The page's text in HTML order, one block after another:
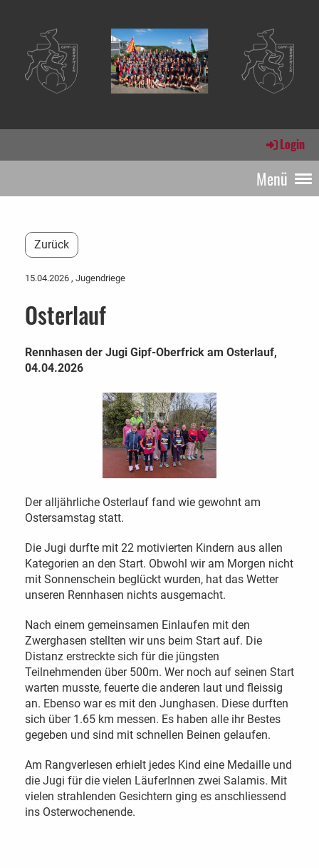
Login
Menü
Zurück
15.04.2026 , Jugendriege
Osterlauf
Rennhasen der Jugi Gipf-Oberfrick am Osterlauf,
04.04.2026
Der alljährliche Osterlauf fand wie gewohnt am
Ostersamstag statt.
Die Jugi durfte mit 22 motivierten Kindern aus allen
Kategorien an den Start. Obwohl wir am Morgen nicht
mit Sonnenschein beglückt wurden, hat das Wetter
unseren Rennhasen nichts ausgemacht.
Nach einem gemeinsamen Einlaufen mit den
Zwerghasen stellten wir uns beim Start auf. Die
Distanz erstreckte sich für die jüngsten
Teilnehmenden über 500m. Wer noch auf seinen Start
warten musste, feuerte die anderen laut und fleissig
an. Ebenso war es mit den Junghasen. Diese durften
sich über 1.65 km messen. Es haben alle ihr Bestes
gegeben und sind mit schnellen Beinen gelaufen.
Am Rangverlesen erhielt jedes Kind eine Medaille und
die Jugi für die vielen LäuferInnen zwei Salamis. Mit
vielen strahlenden Gesichtern ging es anschliessend
ins Osterwochenende.